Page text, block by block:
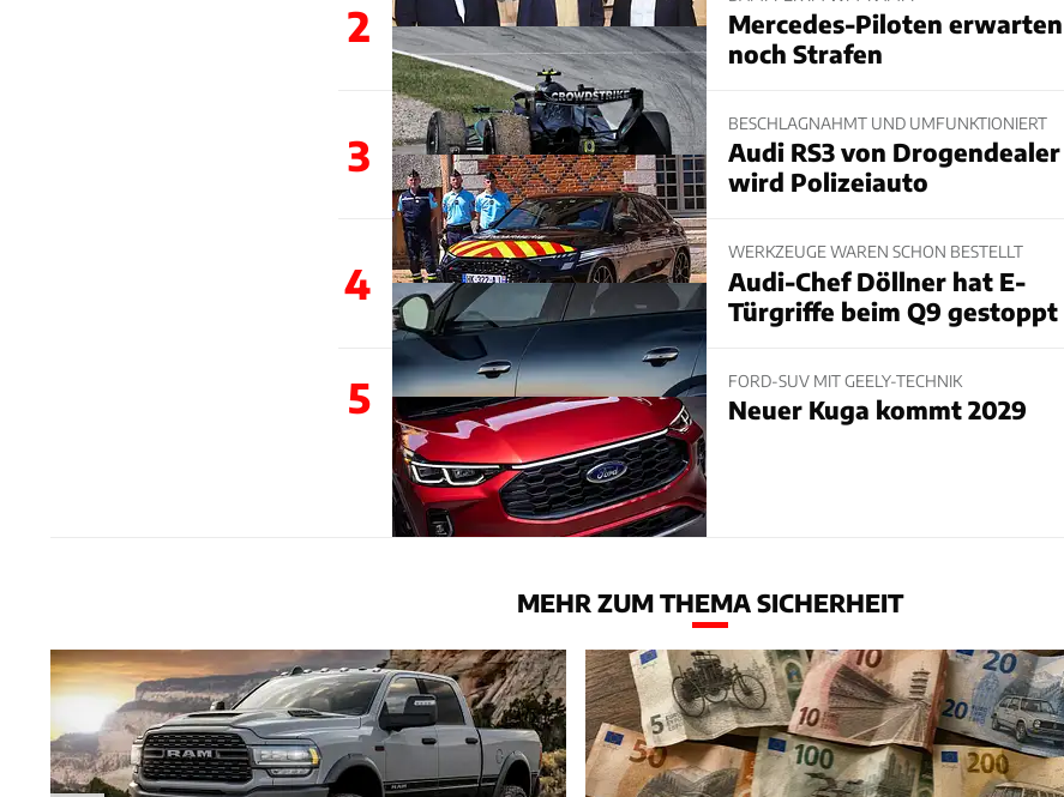
2
Mercedes-Piloten erwarten
noch Strafen
3
BESCHLAGNAHMT UND UMFUNKTIONIERT
Audi RS3 von Drogendealer
wird Polizeiauto
4
WERKZEUGE WAREN SCHON BESTELLT
Audi-Chef Döllner hat E-
Türgriffe beim Q9 gestoppt
5 FORD-SUV MIT GEELY-TECHNIK
Neuer Kuga kommt 2029
MEHR ZUM THEMA SICHERHEIT